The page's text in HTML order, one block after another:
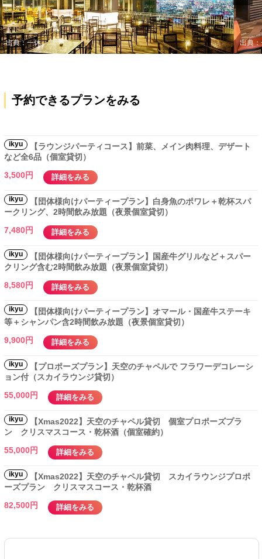
出典：一休 出典
予約できるプランをみる
ikyu
【ラウンジパーティコース】前菜、メイン肉料理、デザート
など全6品（個室貸切）
3,500円
詳細をみる
ikyu
【団体様向けパーティープラン】白身魚のポワレ＋乾杯スパ
ークリング、2時間飲み放題（夜景個室貸切）
7,480円
詳細をみる
ikyu
【団体様向けパーティープラン】国産牛グリルなど＋スパー
クリング含む2時間飲み放題（夜景個室貸切）
8,580円
詳細をみる
ikyu
【団体様向けパーティープラン】オマール・国産牛ステーキ
等＋シャンパン含2時間飲み放題（夜景個室貸切）
9,900円
詳細をみる
ikyu
【プロポーズプラン】天空のチャペルで フラワーデコレーシ
ョン付（スカイラウンジ貸切）
55,000円
詳細をみる
ikyu
【Xmas2022】天空のチャペル貸切 個室プロポーズプラ
ン クリスマスコース・乾杯酒（個室確約）
55,000円
詳細をみる
ikyu
【Xmas2022】天空のチャペル貸切 スカイラウンジプロポ
ーズプラン クリスマスコース・乾杯酒
82,500円
詳細をみる